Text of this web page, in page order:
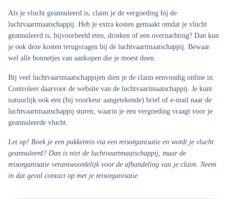
Als je vlucht geannuleerd is, claim je de vergoeding bij de
luchtvaartmaatschappij. Heb je extra kosten gemaakt omdat je vlucht
geannuleerd is, bijvoorbeeld eten, drinken of een overnachting? Dan kun
je ook deze kosten terugvragen bij de luchtvaartmaatschappij. Bewaar
wel alle bonnetjes van aankopen die je moest doen.
Bij veel luchtvaartmaatschappijen dien je de claim eenvoudig online in.
Controleer daarvoor de website van de luchtvaartmaatschappij. Je kunt
natuurlijk ook een (bij voorkeur aangetekende) brief of e-mail naar de
luchtvaartmaatschappij sturen, waarin je een vergoeding vraagt voor je
geannuleerde vlucht.
Let op! Boek je een pakketreis via een reisorganisatie en wordt je vlucht
geannuleerd? Dan is niet de luchtvaartmaatschappij, maar de
reisorganisatie verantwoordelijk voor de afhandeling van je claim. Neem
in dat geval contact op met je reisorganisatie.